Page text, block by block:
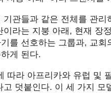
관들과 같은 전체를 관
라는 지붕 아래, 현재 장
를 선호하는 그룹과, 교
게 된다.
따라 아프리카와 유럽 및
고 덧붙인다. 이 세 가지 모